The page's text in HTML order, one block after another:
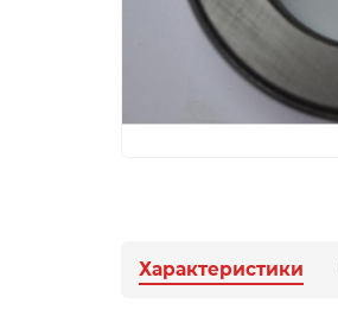
Характеристики